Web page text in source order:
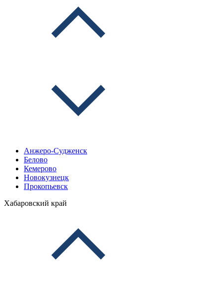
Анжеро-Судженск
Белово
Кемерово
Новокузнецк
Прокопьевск
Хабаровский край